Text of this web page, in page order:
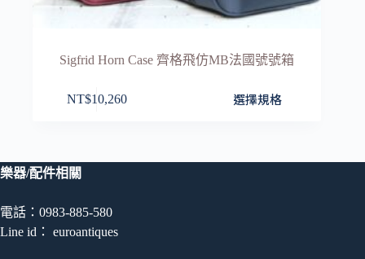
Sigfrid Horn Case 齊格飛仿MB法國號號箱
NT$10,260 選擇規格
多
款
式。
樂器/配件相關
電話：0983-885-580
Line id： euroantiques